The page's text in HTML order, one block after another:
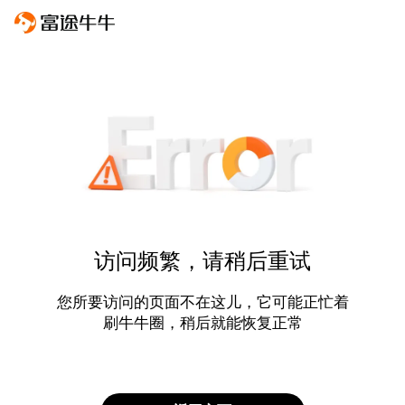
访问频繁，请稍后重试
您所要访问的页面不在这儿，它可能正忙着
刷牛牛圈，稍后就能恢复正常